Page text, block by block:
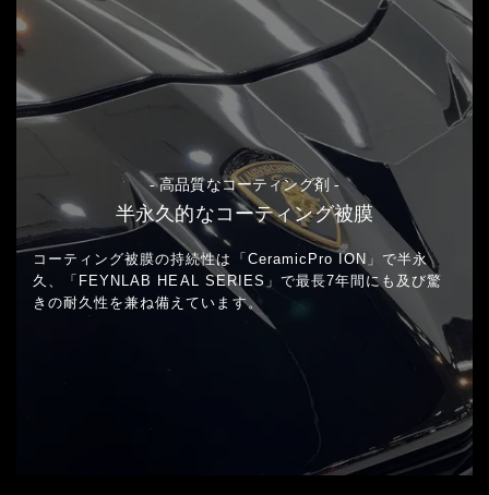
- 高品質なコーティング剤 -
半永久的なコーティング被膜
コーティング被膜の持続性は「CeramicPro ION」で半永
久、
「FEYNLAB HEAL SERIES」で最長7年間にも及び驚
きの耐久性を兼ね備えています。